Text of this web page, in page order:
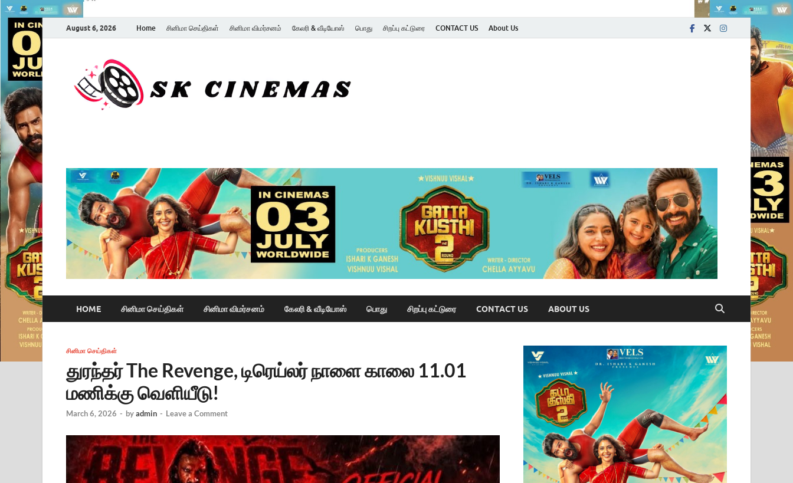
August 6, 2026 Home சினிமா செய்திகள் சினிமா விமர்சனம் கேலரி & வீடியோஸ் பொது சிறப்பு கட்டுரை CONTACT US About Us
HOME சினிமா செய்திகள் சினிமா விமர்சனம் கேலரி & வீடியோஸ் பொது சிறப்பு கட்டுரை CONTACT US ABOUT US
சினிமா செய்திகள்
துரந்தர் The Revenge, டிரெய்லர் நாளை காலை 11.01
மணிக்கு வெளியீடு!
March 6, 2026 - byadmin - Leave a Comment